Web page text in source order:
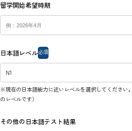
留学開始希望時期
日本語レベル必須
※現在の日本語能力に近いレベルを選択してください
のレベルです）
その他の日本語テスト結果